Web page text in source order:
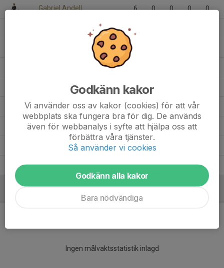
Gabriel Andell 6 0 0 0 0
Edwin Hagey 1 0
Amadeus Falkenberg 10 0 0 0
Alvin Kvickström 1 0 0 0
Alfred Hägg 4 0
Albin Eriksson 1 0 0 0
Ingen målvaktsstatistik inlagd
Godkänn kakor
Vi använder oss av kakor (cookies) för att vår
webbplats ska fungera bra för dig. De används
även för webbanalys i syfte att hjälpa oss att
förbättra våra tjänster.
Så använder vi cookies
Godkänn alla kakor
Bara nödvändiga